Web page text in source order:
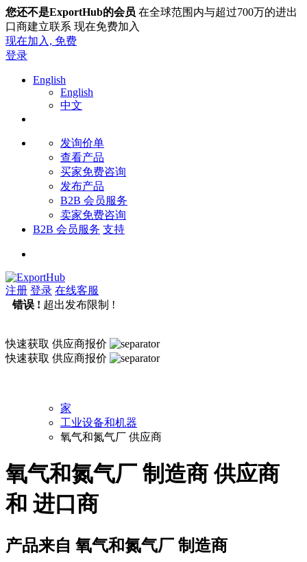
您还不是ExportHub的会员 在全球范围内与超过700万的进出
口商建立联系 现在免费加入
现在加入, 免费
登录
English
English
中文
发询价单
查看产品
买家免费咨询
发布产品
B2B 会员服务
卖家免费咨询
B2B 会员服务 支持
注册 登录 在线客服
错误 ! 超出发布限制 !
快速获取 供应商报价
快速获取 供应商报价
家
工业设备和机器
氧气和氮气厂 供应商
氧气和氮气厂 制造商 供应商
和 进口商
产品来自 氧气和氮气厂 制造商